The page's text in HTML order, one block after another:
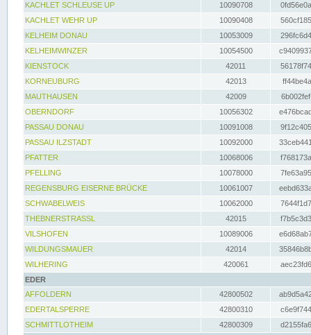
KACHLET SCHLEUSE UP
10090708
KACHLET WEHR UP
10090408
KELHEIM DONAU
10053009
KELHEIMWINZER
10054500
KIENSTOCK
42011
KORNEUBURG
42013
MAUTHAUSEN
42009
OBERNDORF
10056302
PASSAU DONAU
10091008
PASSAU ILZSTADT
10092000
PFATTER
10068006
PFELLING
10078000
REGENSBURG EISERNE BRÜCKE
10061007
SCHWABELWEIS
10062000
THEBNERSTRASSL
42015
VILSHOFEN
10089006
WILDUNGSMAUER
42014
WILHERING
420061
EDER
AFFOLDERN
42800502
EDERTALSPERRE
42800310
SCHMITTLOTHEIM
42800309